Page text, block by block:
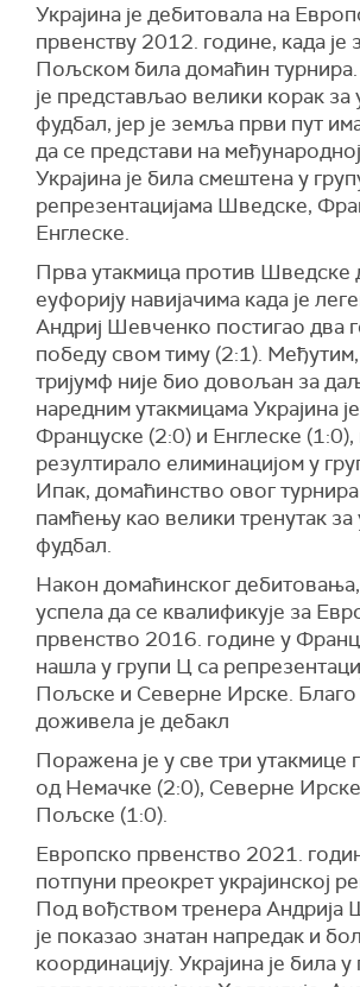
Украјина је дебитовала на
првенству 2012. године, када је
Пољском била домаћин турнира.
је представљао велики корак за
фудбал, јер је земља први пут
да се представи на
Украјина је била смештена у
репрезентацијама Шведске,
Енглеске.
Прва утакмица против Шведске
еуфорију навијачима када је
Андриј Шевченко постигао два
победу свом тиму (2:1). Међутим,
тријумф није био довољан за
наредним утакмицама Украјина
Француске (2:0) и Енглеске (1:0),
резултирало елиминацијом у
Ипак, домаћинство овог турнира
памћењу као велики тренутак за
фудбал.
Након домаћинског дебитовања,
успела да се квалификује за
првенство 2016. године у
нашла у групи Ц са
Пољске и Северне Ирске.
доживела је дебакл
Поражена је у све три утакмице
од Немачке (2:0), Северне
Пољске (1:0).
Европско првенство 2021.
потпуни преокрет украјинској
Под вођством тренера Андрија
је показао знатан напредак и
координацију. Украјина је била